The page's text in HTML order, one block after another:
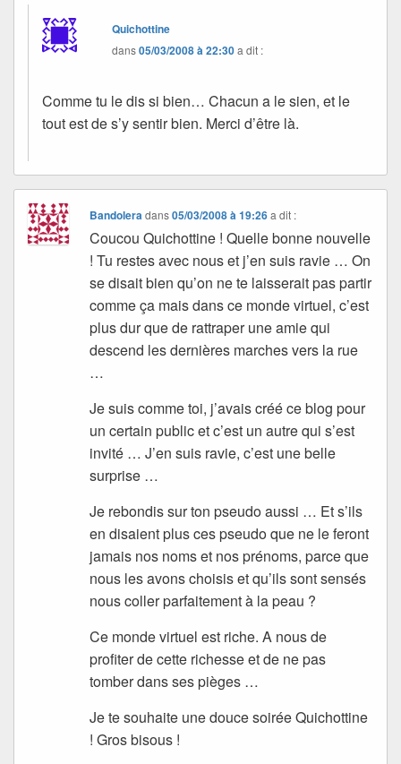
Quichottine
dans05/03/2008 à 22:30a dit :
Comme tu le dis si bien… Chacun a le sien, et le
tout est de s’y sentir bien. Merci d’être là.
Bandoleradans05/03/2008 à 19:26 a dit :
Coucou Quichottine ! Quelle bonne nouvelle
! Tu restes avec nous et j’en suis ravie … On
se disait bien qu’on ne te laisserait pas partir
comme ça mais dans ce monde virtuel, c’est
plus dur que de rattraper une amie qui
descend les dernières marches vers la rue
…
Je suis comme toi, j’avais créé ce blog pour
un certain public et c’est un autre qui s’est
invité … J’en suis ravie, c’est une belle
surprise …
Je rebondis sur ton pseudo aussi … Et s’ils
en disaient plus ces pseudo que ne le feront
jamais nos noms et nos prénoms, parce que
nous les avons choisis et qu’ils sont sensés
nous coller parfaitement à la peau ?
Ce monde virtuel est riche. A nous de
profiter de cette richesse et de ne pas
tomber dans ses pièges …
Je te souhaite une douce soirée Quichottine
! Gros bisous !